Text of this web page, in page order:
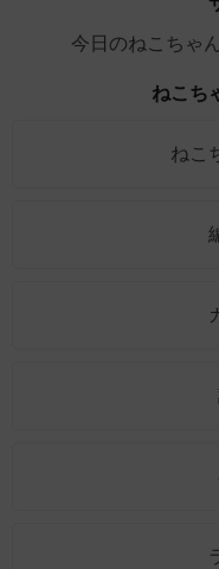
今日のねこちゃ
ねこち
ねこ